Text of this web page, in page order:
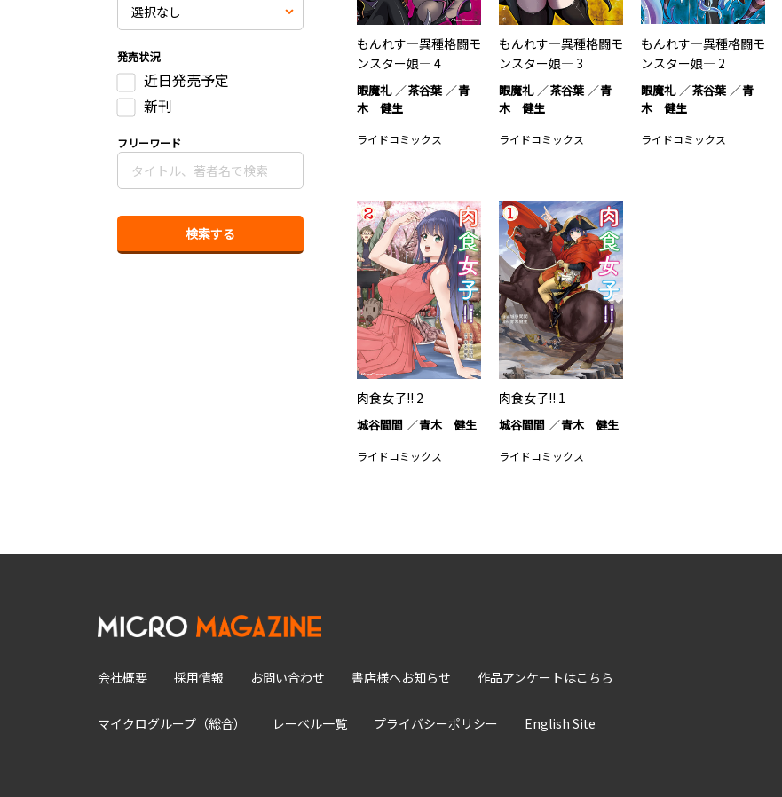
発売状況
近日発売予定
新刊
フリーワード
もんれす―異種格闘モ
ンスター娘― 4
眼魔礼 茶谷葉
青
木 健生
ライドコミックス
もんれす―異種格闘モ
ンスター娘― 3
眼魔礼 茶谷葉
青
木 健生
ライドコミックス
もんれす―異種格闘モ
ンスター娘― 2
眼魔礼 茶谷葉
青
木 健生
ライドコミックス
肉食女子!! 2
城谷間間 青木 健生
ライドコミックス
肉食女子!! 1
城谷間間 青木 健生
ライドコミックス
会社概要 採用情報 お問い合わせ 書店様へお知らせ 作品アンケートはこちら
マイクログループ（総合） レーベル一覧 プライバシーポリシー English Site